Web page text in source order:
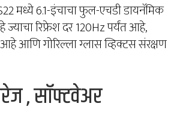
मध्ये 6.1-इंचाचा फुल-एचडी डायनॅमिक
रिफ्रेश दर 120Hz पर्यंत आहे,
आहे आणि गोरिल्ला ग्लास व्हिक्टस संरक्षण
, सॉफ्टवेअर